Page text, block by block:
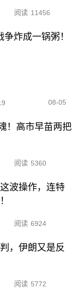
阅读 11456
炸成一锅粥！
08-05
！高市早苗两把
阅读 5360
波操作，连特
阅读 6924
，伊朗又是反
阅读 5772